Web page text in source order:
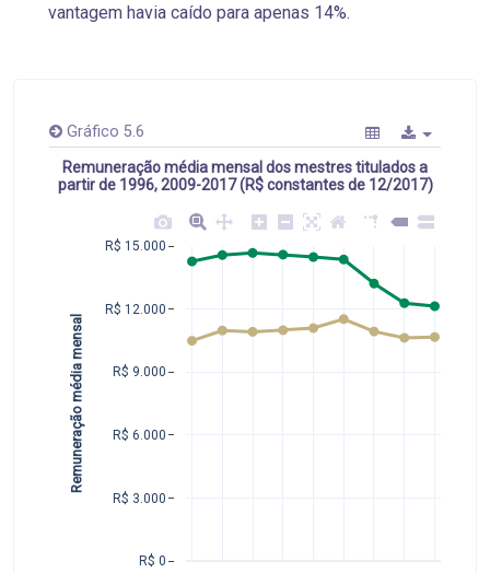
vantagem havia caído para apenas 14%.
Gráfico 5.6
Remuneração média mensal dos mestres titulados a
partir de 1996, 2009-2017 (R$ constantes de 12/2017)
R$ 0
R$ 3.000
R$ 6.000
R$ 9.000
R$ 12.000
R$ 15.000
Remuneração média mensal